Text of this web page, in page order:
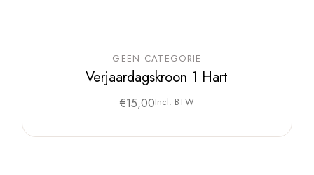
GEEN CATEGORIE
Verjaardagskroon 1 Hart
€15,00Incl. BTW